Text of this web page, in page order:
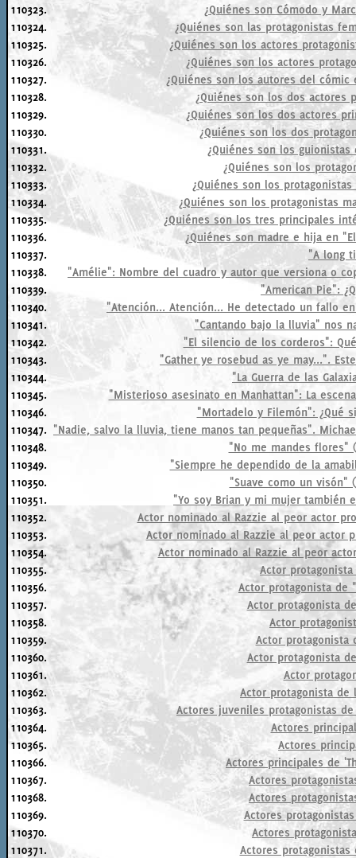
110323.
¿Quiénes son Cómodo y
110324.
¿Quiénes son las protagonistas
110325.
¿Quiénes son los actores
110326.
¿Quiénes son los actores
110327.
¿Quiénes son los autores del
110328.
¿Quiénes son los dos actores
110329.
¿Quiénes son los dos actores
110330.
¿Quiénes son los dos
110331.
¿Quiénes son los
110332.
¿Quiénes son los
110333.
¿Quiénes son los
110334.
¿Quiénes son los protagonistas
110335.
¿Quiénes son los tres principales
110336.
¿Quiénes son madre e hija en
110337.
"A long
110338.
"Amélie": Nombre del cuadro y autor que versiona o
110339.
"American Pie":
110340.
"Atención... Atención... He detectado un fallo
110341.
"Cantando bajo la lluvia" nos
110342.
"El silencio de los corderos":
110343.
"Gather ye rosebud as ye may...".
110344.
"La Guerra de las
110345.
"Misterioso asesinato en Manhattan": La
110346.
"Mortadelo y Filemón": ¿Qué
110347. "Nadie, salvo la lluvia, tiene manos tan pequeñas".
110348.
"No me mandes flores"
110349.
"Siempre he dependido de la
110350.
"Suave como un visón"
110351.
"Yo soy Brian y mi mujer también
110352.
Actor nominado al Razzie al peor actor
110353.
Actor nominado al Razzie al peor actor
110354.
Actor nominado al Razzie al peor
110355.
Actor
110356.
Actor protagonista de
110357.
Actor protagonista
110358.
Actor
110359.
Actor protagonista
110360.
Actor protagonista
110361.
Actor
110362.
Actor protagonista de
110363.
Actores juveniles protagonistas
110364.
Actores
110365.
Actores
110366.
Actores principales de
110367.
Actores
110368.
Actores
110369.
Actores
110370.
Actores
110371.
Actores